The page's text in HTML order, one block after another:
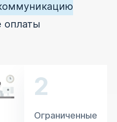
оплаты
2
Ограниченные